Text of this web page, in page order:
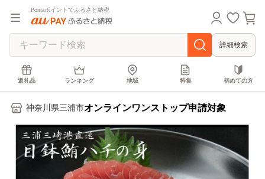
Pontaポイントでふるさと納税
詳細検索
返礼品 ランキング 地域 特集 初めての方
神奈川県三浦市オンラインワンストップ申請対象